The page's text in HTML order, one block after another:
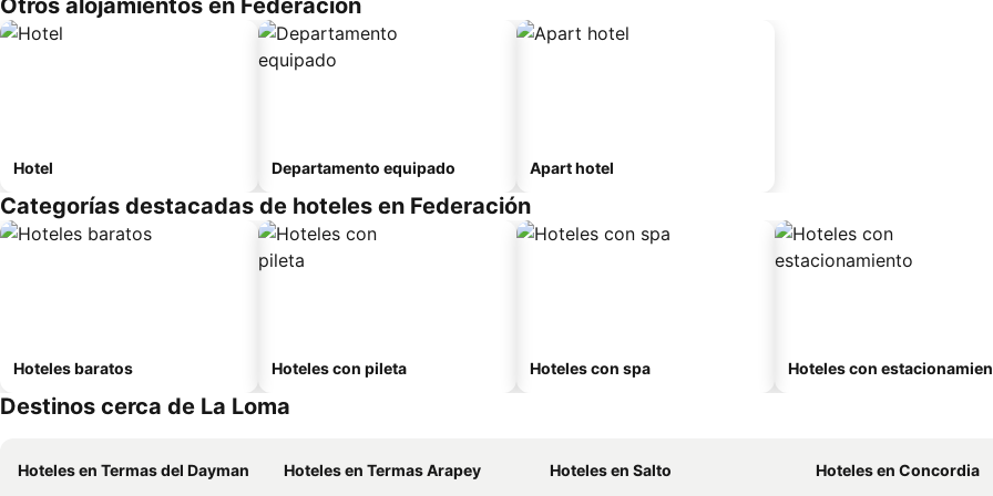
Hotel Departamento equipado Apart hotel
Categorías destacadas de hoteles en Federación
Hoteles baratos Hoteles con pileta Hoteles con spa Hoteles con
Destinos cerca de La Loma
Hoteles en Termas del Dayman Hoteles en Termas Arapey Hoteles en Salto
Hoteles en Concordia